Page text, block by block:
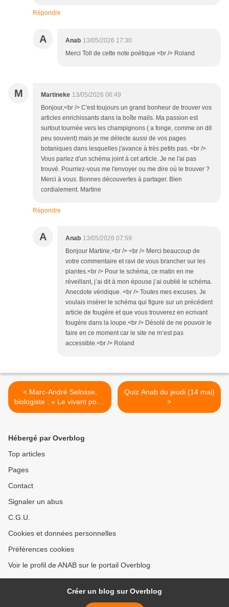
Répondre
A Anab 13/05/2026 17:30
Merci Toll de cette note poétique <br /> Roland
M Martineke 13/05/2026 06:49
Bonjour,<br /> C'est toujours un grand bonheur de trouver vos
articles enrichissants dans la boîte mails. Ma passion est
surtout tournée vers les champignons ( a fonge, comme on dit
peu souvent) mais je me délecte aussi de vos pages
botaniques dans lesquelles j'avance à très petits pas. <br />
Vous parlez d'un schéma joint à cet article. Je ne l'ai pas
trouvé. Pourriez-vous me l'envoyer ou me dire où le trouver ?
Merci à vous. Bonnes découvertes à partager. Bien
cordialement. Martine
Répondre
A Anab 13/05/2026 07:59
Bonjour Martine,<br /> <br /> Merci beaucoup de
votre commentaire et ravi de vous brancher sur les
plantes.<br /> Pour le schéma, ce matin en me
réveillant, j’ai dit à mon épouse j’ai oublié le schéma.
Anecdote véridique. <br /> Toutes mes excuses. Je
voulais insérer le schéma qui figure sur un précédent
article de fougère et que vous trouverez en ecrivant
fougère dans la loupe.<br /> Désolé de ne pouvoir le
faire en ce moment car le site ne m’est pas
accessible.<br /> Roland
< Marc-André Selosse,
biologiste : « Le vivant porte
les solutions en lui »
Quiz Anab du jeudi (14 mai)
>
Hébergé par Overblog
Top articles
Pages
Contact
Signaler un abus
C.G.U.
Cookies et données personnelles
Préférences cookies
Voir le profil de ANAB sur le portail Overblog
Créer un blog sur Overblog